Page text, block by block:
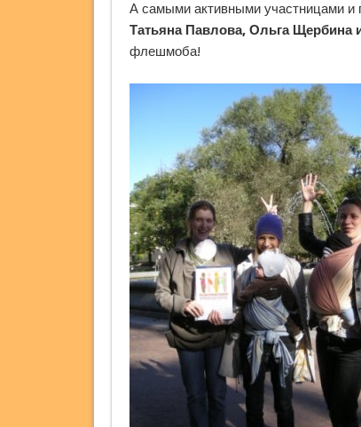
А самыми активными участницами и
Татьяна Павлова, Ольга Щербина
флешмоба!